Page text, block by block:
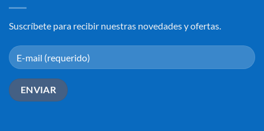
Suscríbete para recibir nuestras novedades y ofertas.